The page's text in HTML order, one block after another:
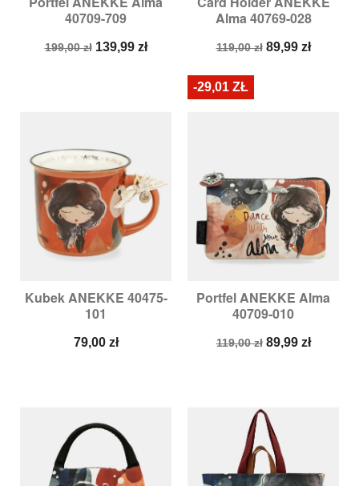
40709-709
Cena
199,00 zł Cena
139,99 zł
Alma 40769-028
Cena
119,00 zł Cena
89,99 zł
Kubek ANEKKE 40475-
101
Cena
79,00 zł
Portfel ANEKKE Alma
40709-010
Cena
119,00 zł Cena
89,99 zł
-29,01 ZŁ